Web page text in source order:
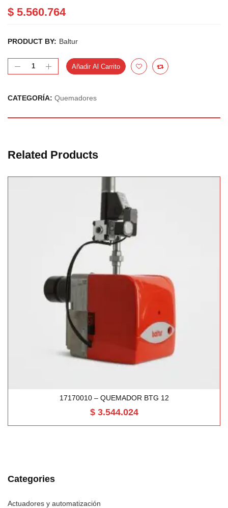
Categories
Actuadores y automatización
$ 5.560.764
PRODUCT BY: Baltur
Añadir Al Carrito
CATEGORÍA: Quemadores
Related Products
17170010 – QUEMADOR BTG 12
$3.544.024